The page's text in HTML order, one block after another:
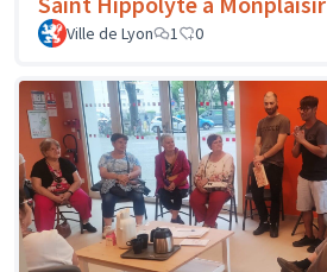
Ville de Lyon 1 0